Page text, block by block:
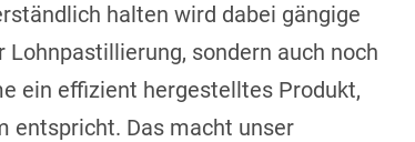
halten wird dabei gängige
sondern auch noch
ein effizient hergestelltes Produkt,
entspricht. Das macht unser